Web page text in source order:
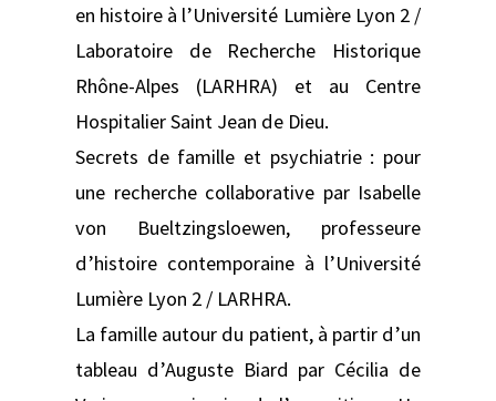
en histoire à l’Université Lumière Lyon 2 /
Laboratoire de Recherche Historique
Rhône-Alpes (LARHRA) et au Centre
Hospitalier Saint Jean de Dieu.
Secrets de famille et psychiatrie : pour
une recherche collaborative par Isabelle
von Bueltzingsloewen, professeure
d’histoire contemporaine à l’Université
Lumière Lyon 2 / LARHRA.
La famille autour du patient, à partir d’un
tableau d’Auguste Biard par Cécilia de